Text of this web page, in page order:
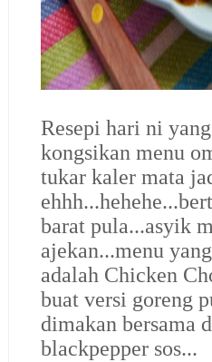
Resepi hari ni
kongsikan menu
tukar kaler mata
barat pula...asyik
ajekan...menu
adalah Chicken
buat versi goreng
dimakan bersama
blackpepper sos...